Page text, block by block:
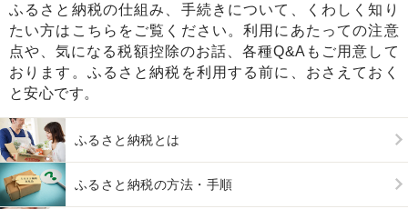
ふるさと納税の仕組み、手続きについて、くわしく知り
たい方はこちらをご覧ください。利用にあたっての注意
点や、気になる税額控除のお話、各種Q&Aもご用意して
おります。ふるさと納税を利用する前に、おさえておく
と安心です。
ふるさと納税とは
ふるさと納税の方法・手順